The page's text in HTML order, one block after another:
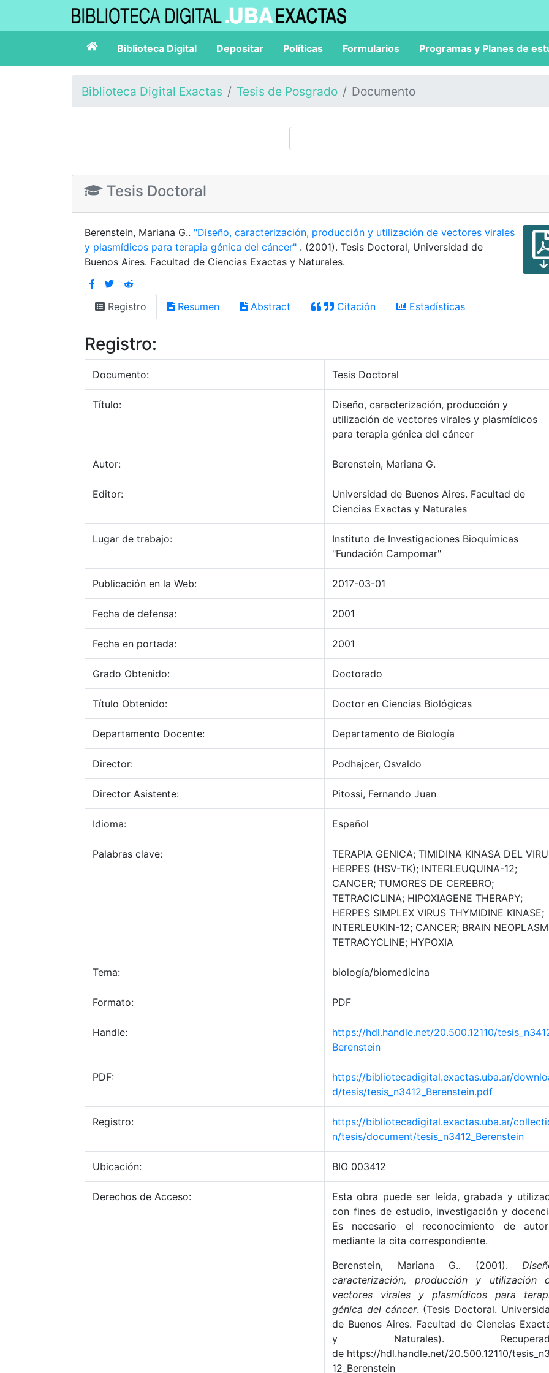
Biblioteca Digital Depositar Políticas Formularios Programas y Planes de
Biblioteca Digital Exactas Tesis de Posgrado Documento
Tesis Doctoral
Berenstein, Mariana G.. "Diseño, caracterización, producción y utilización de vectores virales
y plasmídicos para terapia génica del cáncer" . (2001). Tesis Doctoral, Universidad de
Buenos Aires. Facultad de Ciencias Exactas y Naturales.
Registro Resumen Abstract Citación Estadísticas
Registro:
Documento: Tesis Doctoral
Título:
Diseño, caracterización, producción y
utilización de vectores virales y plasmídicos
para terapia génica del cáncer
Autor: Berenstein, Mariana G.
Editor:
Universidad de Buenos Aires. Facultad de
Ciencias Exactas y Naturales
Lugar de trabajo:
Instituto de Investigaciones Bioquímicas
"Fundación Campomar"
Publicación en la Web: 2017-03-01
Fecha de defensa: 2001
Fecha en portada: 2001
Grado Obtenido: Doctorado
Título Obtenido: Doctor en Ciencias Biológicas
Departamento Docente: Departamento de Biología
Director: Podhajcer, Osvaldo
Director Asistente: Pitossi, Fernando Juan
Idioma: Español
Palabras clave:
TERAPIA GENICA; TIMIDINA KINASA DEL
HERPES (HSV-TK); INTERLEUQUINA-12;
CANCER; TUMORES DE CEREBRO;
TETRACICLINA; HIPOXIAGENE THERAPY;
HERPES SIMPLEX VIRUS THYMIDINE KINASE;
INTERLEUKIN-12; CANCER; BRAIN
TETRACYCLINE; HYPOXIA
Tema: biología/biomedicina
Formato: PDF
Handle:
https://hdl.handle.net/20.500.12110/
Berenstein
PDF:
https://bibliotecadigital.exactas.uba.ar/
d/tesis/tesis_n3412_Berenstein.pdf
Registro:
https://bibliotecadigital.exactas.uba.ar/
n/tesis/document/tesis_n3412_Berenstein
Ubicación: BIO 003412
Derechos de Acceso:
Esta obra puede ser leída, grabada y
con fines de estudio, investigación y
Es necesario el reconocimiento de
mediante la cita correspondiente.
Berenstein, Mariana G.. (2001).
caracterización, producción y utilización
vectores virales y plasmídicos para
génica del cáncer. (Tesis Doctoral.
de Buenos Aires. Facultad de Ciencias
y Naturales).
de https://hdl.handle.net/20.500.12110/
12_Berenstein